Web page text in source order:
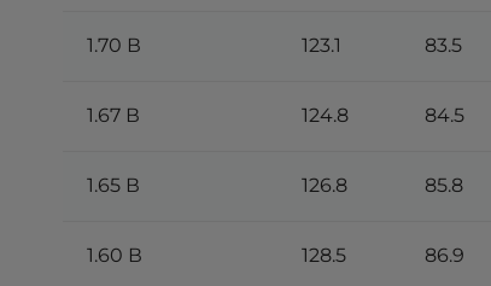
1.70 В 123.1 83.5
1.67 В 124.8 84.5
1.65 В 126.8 85.8
1.60 В 128.5 86.9